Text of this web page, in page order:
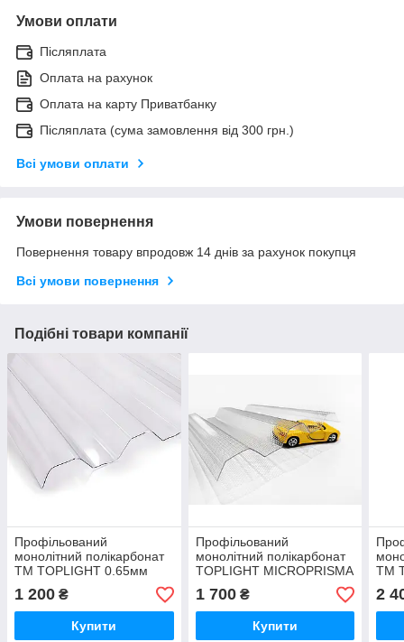
Умови оплати
Післяплата
Оплата на рахунок
Оплата на карту Приватбанку
Післяплата (сума замовлення від 300 грн.)
Всі умови оплати
Умови повернення
Повернення товару впродовж 14 днів за рахунок покупця
Всі умови повернення
Подібні товари компанії
Профільований
монолітний полікарбонат
ТМ TOPLIGHT 0.65мм
104х200см прозорий
1 200 ₴
Купити
Профільований
монолітний полікарбонат
TOPLIGHT MICROPRISMA
76/18 прозорий призма
0,9 мм 1.04*2.0 м
1 700₴
Купити
ТМ
2